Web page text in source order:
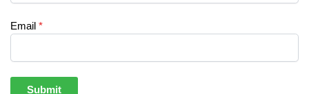
Email *